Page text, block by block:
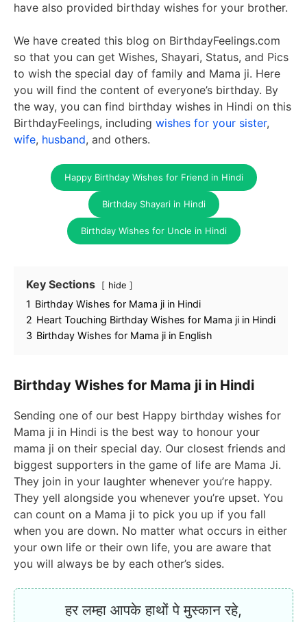
have also provided birthday wishes for your brother.
We have created this blog on BirthdayFeelings.com
so that you can get Wishes, Shayari, Status, and Pics
to wish the special day of family and Mama ji. Here
you will find the content of everyone’s birthday. By
the way, you can find birthday wishes in Hindi on this
BirthdayFeelings, including wishes for your sister,
wife, husband, and others.
Happy Birthday Wishes for Friend in Hindi
Birthday Shayari in Hindi
Birthday Wishes for Uncle in Hindi
Key Sections hide
1 Birthday Wishes for Mama ji in Hindi
2 Heart Touching Birthday Wishes for Mama ji in Hindi
3 Birthday Wishes for Mama ji in English
Birthday Wishes for Mama ji in Hindi
Sending one of our best Happy birthday wishes for
Mama ji in Hindi is the best way to honour your
mama ji on their special day. Our closest friends and
biggest supporters in the game of life are Mama Ji.
They join in your laughter whenever you’re happy.
They yell alongside you whenever you’re upset. You
can count on a Mama ji to pick you up if you fall
when you are down. No matter what occurs in either
your own life or their own life, you are aware that
you will always be by each other’s sides.
हर लम्हा आपके हाथों पे मुस्कान रहे,